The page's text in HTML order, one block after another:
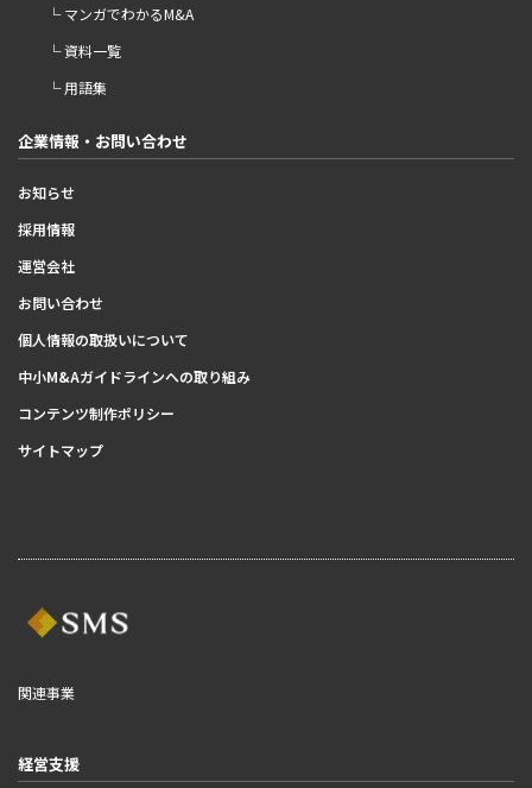
└ マンガでわかるM&A
└ 資料一覧
└ 用語集
企業情報・お問い合わせ
お知らせ
採用情報
運営会社
お問い合わせ
個人情報の取扱いについて
中小M&Aガイドラインへの取り組み
コンテンツ制作ポリシー
サイトマップ
関連事業
経営支援